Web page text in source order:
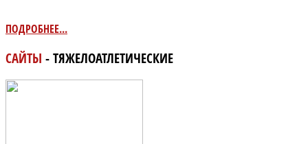
ПОДРОБНЕЕ...
САЙТЫ - ТЯЖЕЛОАТЛЕТИЧЕСКИЕ